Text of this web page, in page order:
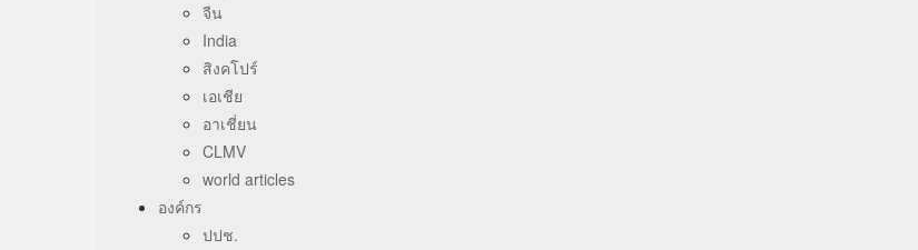
จีน
India
สิงคโปร์
เอเชีย
อาเชี่ยน
CLMV
world articles
องค์กร
ปปช.